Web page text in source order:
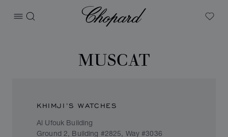
打开菜单
搜索
Chopard
My
MUSCAT
KHIMJI’S WATCHES
Al Ufouk Building
Ground 2, Building #2825, Way #3036